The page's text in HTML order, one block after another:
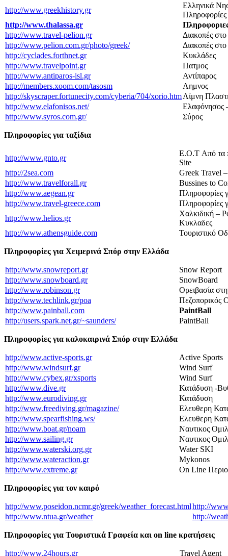
http://www.greekhistory.gr
Ελληνικά
Πληροφορίες
http://www.thalassa.gr
http://www.travel-pelion.gr
Διακοπές
http://www.pelion.com.gr/photo/greek/
Διακοπές
http://cyclades.forthnet.gr
Κυκλάδες
http://www.travelpoint.gr
Πατμος
http://www.antiparos-isl.gr
Αντίπαρος
http://members.xoom.com/tasosm
Λημνος
http://skyscraper.fortunecity.com/cyberia/704/xorio.htmΛίμνη
http://www.elafonisos.net/
Ελαφόνησος
http://www.syros.com.gr/
Σύρος
Πληροφορίες για ταξίδια
http://www.gnto.gr
E.O.T Από τα
Site
http://2sea.com
Greek Travel
http://www.travelforall.gr
Bussines to
http://www.aegean.gr
Πληροφορίες
http://www.travel-greece.com
Πληροφορίες
http://www.helios.gr
Χαλκιδική –
Κυκλαδες
http://www.athensguide.com
Τουριστικό
Πληροφορίες για Χειμερινά Σπόρ στην Ελλάδα
http://www.snowreport.gr
Snow Report
http://www.snowboard.gr
SnowBoard
http://www.robinson.gr
Oρειβασία
http://www.techlink.gr/poa
Πεζοπορικός
http://www.painball.com
PaintBall
http://users.spark.net.gr/~saunders/
PaintBall
Πληροφορίες για καλοκαιρινά Σπόρ στην Ελλάδα
http://www.active-sports.gr
Active Sports
http://www.windsurf.gr
Wind Surf
http://www.cybex.gr/xsports
Wind Surf
http://www.dive.gr
Κατάδυση -
http://www.eurodiving.gr
Κατάδυση
http://www.freediving.gr/magazine/
Ελευθερη
http://www.spearfishing.ws/
Ελευθερη
http://www.boat.gr/noam
Ναυτικος
http://www.sailing.gr
Ναυτικος
http://www.waterski.org.gr
Water SKI
http://www.wateraction.gr
Mykonos
http://www.extreme.gr
On Line
Πληροφορίες για τον καιρό
http://www.poseidon.ncmr.gr/greek/weather_forecast.htmlhttp://
http://www.ntua.gr/weather
http://
Πληροφορίες για Τουριστικά Γραφεία και on line κρατήσεις
http://www.24hours.gr Travel Agent